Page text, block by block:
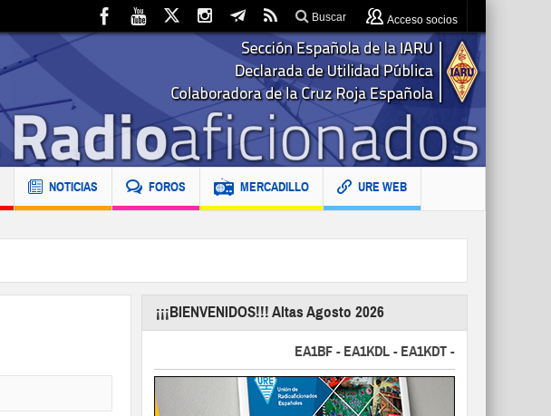
Buscar Acceso socios
NOTICIAS FOROS MERCADILLO URE WEB
¡¡¡BIENVENIDOS!!! Altas Agosto 2026
EA1BF - EA1KDL - EA1KDT - EA2FBJ - EA2FJU -